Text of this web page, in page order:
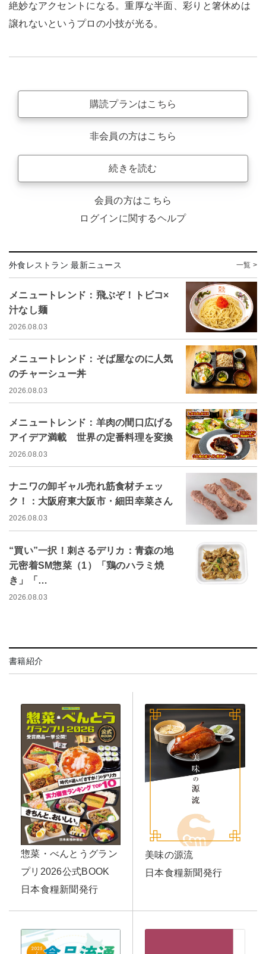
絶妙なアクセントになる。重厚な半面、彩りと箸休めは
譲れないというプロの小技が光る。
購読プランはこちら
非会員の方はこちら
続きを読む
会員の方はこちら
ログインに関するヘルプ
外食レストラン 最新ニュース 一覧 >
メニュートレンド：飛ぶぞ！トビコ×
汁なし麺
2026.08.03
メニュートレンド：そば屋なのに人気
のチャーシュー丼
2026.08.03
メニュートレンド：羊肉の間口広げる
アイデア満載 世界の定番料理を変換
2026.08.03
ナニワの卸ギャル売れ筋食材チェッ
ク！：大阪府東大阪市・細田幸菜さん
2026.08.03
“買い”一択！刺さるデリカ：青森の地
元密着SM惣菜（1）「鶏のハラミ焼
き」「…
2026.08.03
書籍紹介
惣菜・べんとうグラン
プリ2026公式BOOK
日本食糧新聞発行
美味の源流
日本食糧新聞発行